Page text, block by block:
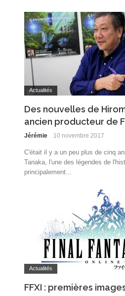
Actualités
Des nouvelles de
ancien producteur de
Jérémie 10 novembre 2017
C'était il y a un peu plus de cinq
Tanaka, l'une des légendes de
principalement...
Actualités
FFXI : premières